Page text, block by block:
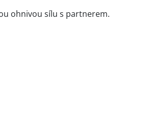
ohnivou sílu s partnerem.